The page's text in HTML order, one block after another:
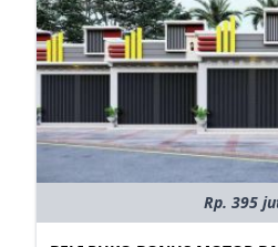
Rp. 395